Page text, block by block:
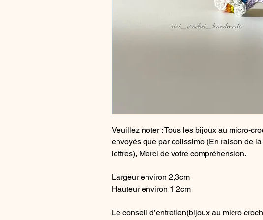
Veuillez noter : Tous les bijoux au micro-
envoyés que par colissimo (En raison de
lettres), Merci de votre compréhension.
Largeur environ 2,3cm
Hauteur environ 1,2cm
Le conseil d’entretien(bijoux au micro